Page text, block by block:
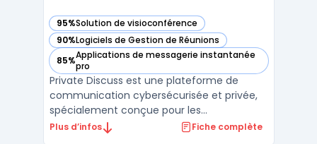
95%Solution de visioconférence
— voir Private Discuss dans cette catégorie
90%Logiciels de Gestion de Réunions
— voir Private Discuss dans cette catégorie
85%Applications de messagerie instantanée
pro
— voir Private Discuss dans cette catégorie
Private Discuss est une plateforme de
communication cybersécurisée et privée,
spécialement conçue pour les
gouvernements et les entreprises sensibles.
Plus d’infos Fiche complète